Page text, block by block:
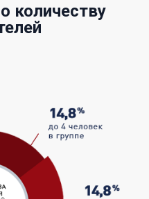
количеству